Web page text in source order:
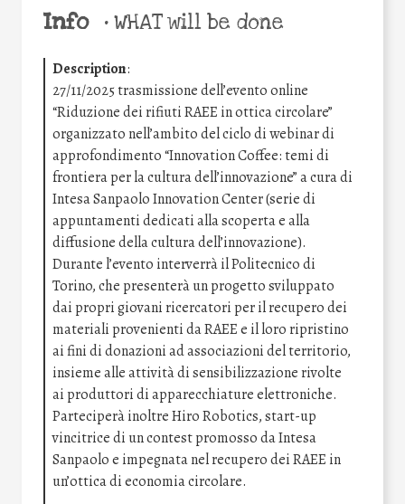
Info •WHAT will be done
Description:
27/11/2025 trasmissione dell’evento online
“Riduzione dei rifiuti RAEE in ottica circolare”
organizzato nell’ambito del ciclo di webinar di
approfondimento “Innovation Coffee: temi di
frontiera per la cultura dell’innovazione” a cura di
Intesa Sanpaolo Innovation Center (serie di
appuntamenti dedicati alla scoperta e alla
diffusione della cultura dell’innovazione).
Durante l’evento interverrà il Politecnico di
Torino, che presenterà un progetto sviluppato
dai propri giovani ricercatori per il recupero dei
materiali provenienti da RAEE e il loro ripristino
ai fini di donazioni ad associazioni del territorio,
insieme alle attività di sensibilizzazione rivolte
ai produttori di apparecchiature elettroniche.
Parteciperà inoltre Hiro Robotics, start-up
vincitrice di un contest promosso da Intesa
Sanpaolo e impegnata nel recupero dei RAEE in
un’ottica di economia circolare.